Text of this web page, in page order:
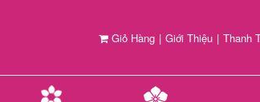
Giỏ Hàng | Giới Thiệu | Thanh